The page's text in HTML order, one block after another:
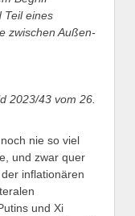
Teil eines
zwischen Außen-
2023/43 vom 26.
nie so viel
und zwar quer
inflationären
und Xi